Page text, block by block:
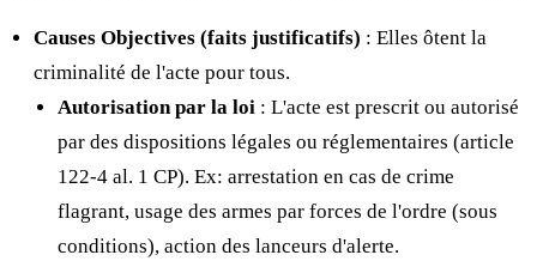
Causes Objectives (faits justificatifs) : Elles ôtent la
criminalité de l'acte pour tous.
Autorisation par la loi : L'acte est prescrit ou autorisé
par des dispositions légales ou réglementaires (article
122-4 al. 1 CP). Ex: arrestation en cas de crime
flagrant, usage des armes par forces de l'ordre (sous
conditions), action des lanceurs d'alerte.